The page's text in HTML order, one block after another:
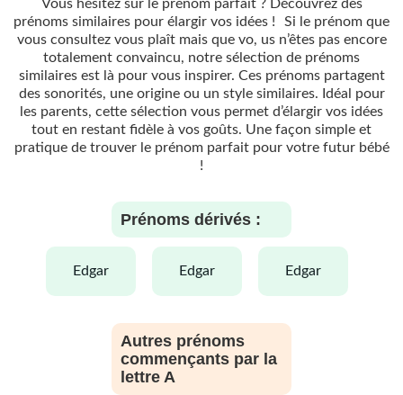
Vous hésitez sur le prénom parfait ? Découvrez des
prénoms similaires pour élargir vos idées ! Si le prénom que
vous consultez vous plaît mais que vo, us n’êtes pas encore
totalement convaincu, notre sélection de prénoms
similaires est là pour vous inspirer. Ces prénoms partagent
des sonorités, une origine ou un style similaires. Idéal pour
les parents, cette sélection vous permet d’élargir vos idées
tout en restant fidèle à vos goûts. Une façon simple et
pratique de trouver le prénom parfait pour votre futur bébé
!
Prénoms dérivés :
edgar edgar edgar
Autres prénoms
commençants par la
lettre A